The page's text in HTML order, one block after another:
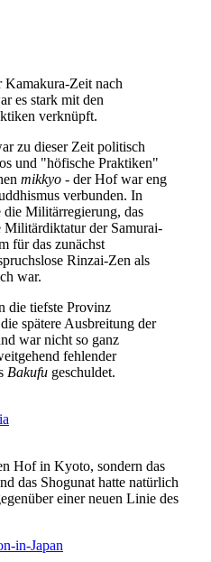
Kamakura-Zeit nach
es stark mit den
verknüpft.
zu dieser Zeit politisch
und "höfische Praktiken"
mikkyo - der Hof war eng
verbunden. In
die Militärregierung, das
Militärdiktatur der Samurai-
für das zunächst
Rinzai-Zen als
war.
die tiefste Provinz
spätere Ausbreitung der
war nicht so ganz
fehlender
Bakufu geschuldet.
Hof in Kyoto, sondern das
das Shogunat hatte natürlich
einer neuen Linie des
in-Japan